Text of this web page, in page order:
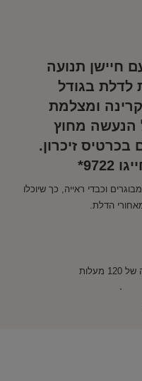
חיישן תנועה
ומצלמת
הנעשה מחוץ
זיכרון.
וכבדי ראייה, כך שיוכלו
הדלת.
וידאו